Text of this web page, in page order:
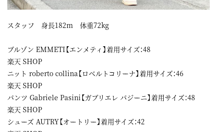
スタッフ 身長182m 体重72kg
ブルゾン EMMETI【エンメティ】着用サイズ：48
楽天 SHOP
ニット roberto collina【ロベルトコリーナ】着用サイズ：46
楽天 SHOP
パンツ Gabriele Pasini【ガブリエレ パジーニ】着用サイズ：48
楽天 SHOP
シューズ AUTRY【オートリー】着用サイズ：42